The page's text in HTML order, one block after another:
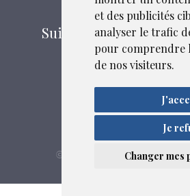
et des publicités
analyser le trafic
pour comprendre
de nos visiteurs.
Je
Changer mes
Liens et fichiers
Suivez-nous sur les
Mentions
Confidentialité
Plan du site
© 2026 | Fait avec